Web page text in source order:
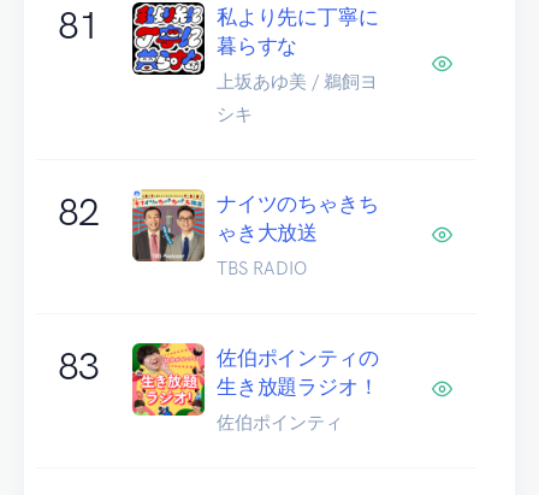
81
私より先に丁寧に
暮らすな
上坂あゆ美 / 鵜飼ヨ
シキ
82
ナイツのちゃきち
ゃき大放送
TBS RADIO
83
佐伯ポインティの
生き放題ラジオ！
佐伯ポインティ